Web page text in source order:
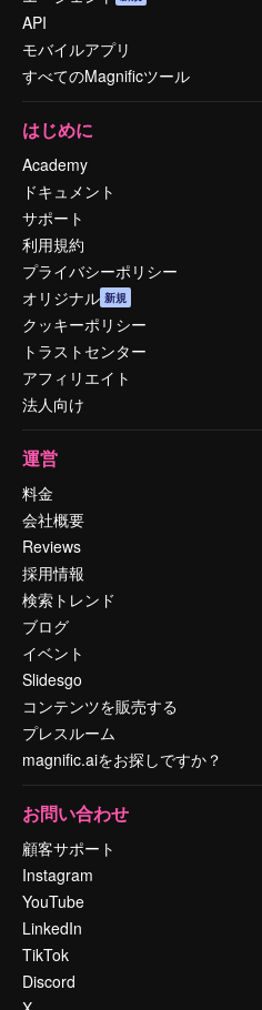
API
モバイルアプリ
すべてのMagnificツール
はじめに
Academy
ドキュメント
サポート
利用規約
プライバシーポリシー
オリジナル 新規
クッキーポリシー
トラストセンター
アフィリエイト
法人向け
運営
料金
会社概要
Reviews
採用情報
検索トレンド
ブログ
イベント
Slidesgo
コンテンツを販売する
プレスルーム
magnific.aiをお探しですか？
お問い合わせ
顧客サポート
Instagram
YouTube
LinkedIn
TikTok
Discord